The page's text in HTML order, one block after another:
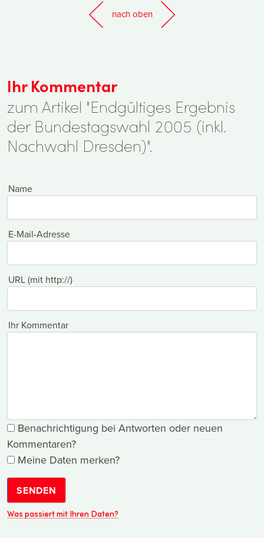
nach oben
Ihr Kommentar
zum Artikel "Endgültiges Ergebnis
der Bundestagswahl 2005 (inkl.
Nachwahl Dresden)".
Name
E-Mail-Adresse
URL (mit http://)
Ihr Kommentar
Benachrichtigung bei Antworten oder neuen
Kommentaren?
Meine Daten merken?
SENDEN
Was passiert mit Ihren Daten?